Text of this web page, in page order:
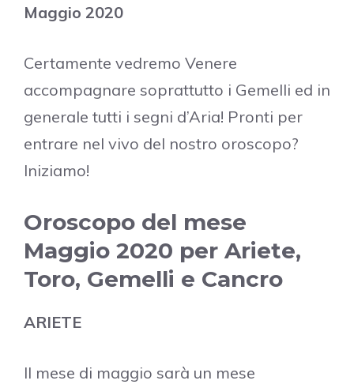
Maggio 2020
Certamente vedremo Venere
accompagnare soprattutto i Gemelli ed in
generale tutti i segni d’Aria! Pronti per
entrare nel vivo del nostro oroscopo?
Iniziamo!
Oroscopo del mese
Maggio 2020 per Ariete,
Toro, Gemelli e Cancro
ARIETE
Il mese di maggio sarà un mese